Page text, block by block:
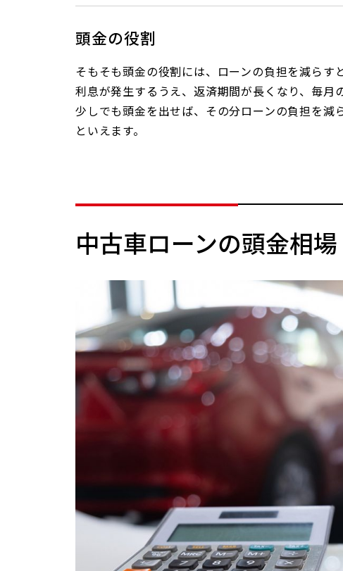
頭金の役割
そもそも頭金の役割には、ローンの負担を減ら
利息が発生するうえ、返済期間が長くなり、毎月
少しでも頭金を出せば、その分ローンの負担を
といえます。
中古車ローンの頭金相場